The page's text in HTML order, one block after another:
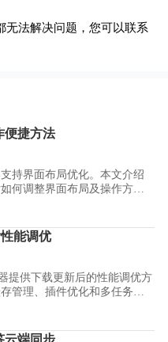
无法解决问题，您可以联系
便捷方法
持界面布局优化。本文介绍
何调整界面布局及操作方
能调优
提供下载更新后的性能调优方
管理、插件优化和多任务调